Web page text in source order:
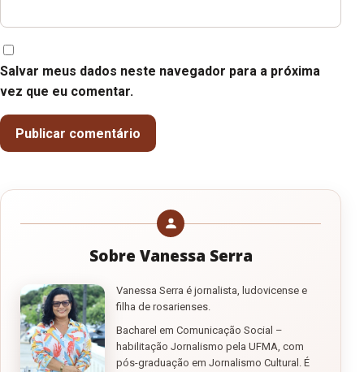
Salvar meus dados neste navegador para a próxima
vez que eu comentar.
Sobre Vanessa Serra
Vanessa Serra é jornalista, ludovicense e
filha de rosarienses.
Bacharel em Comunicação Social –
habilitação Jornalismo pela UFMA, com
pós-graduação em Jornalismo Cultural. É